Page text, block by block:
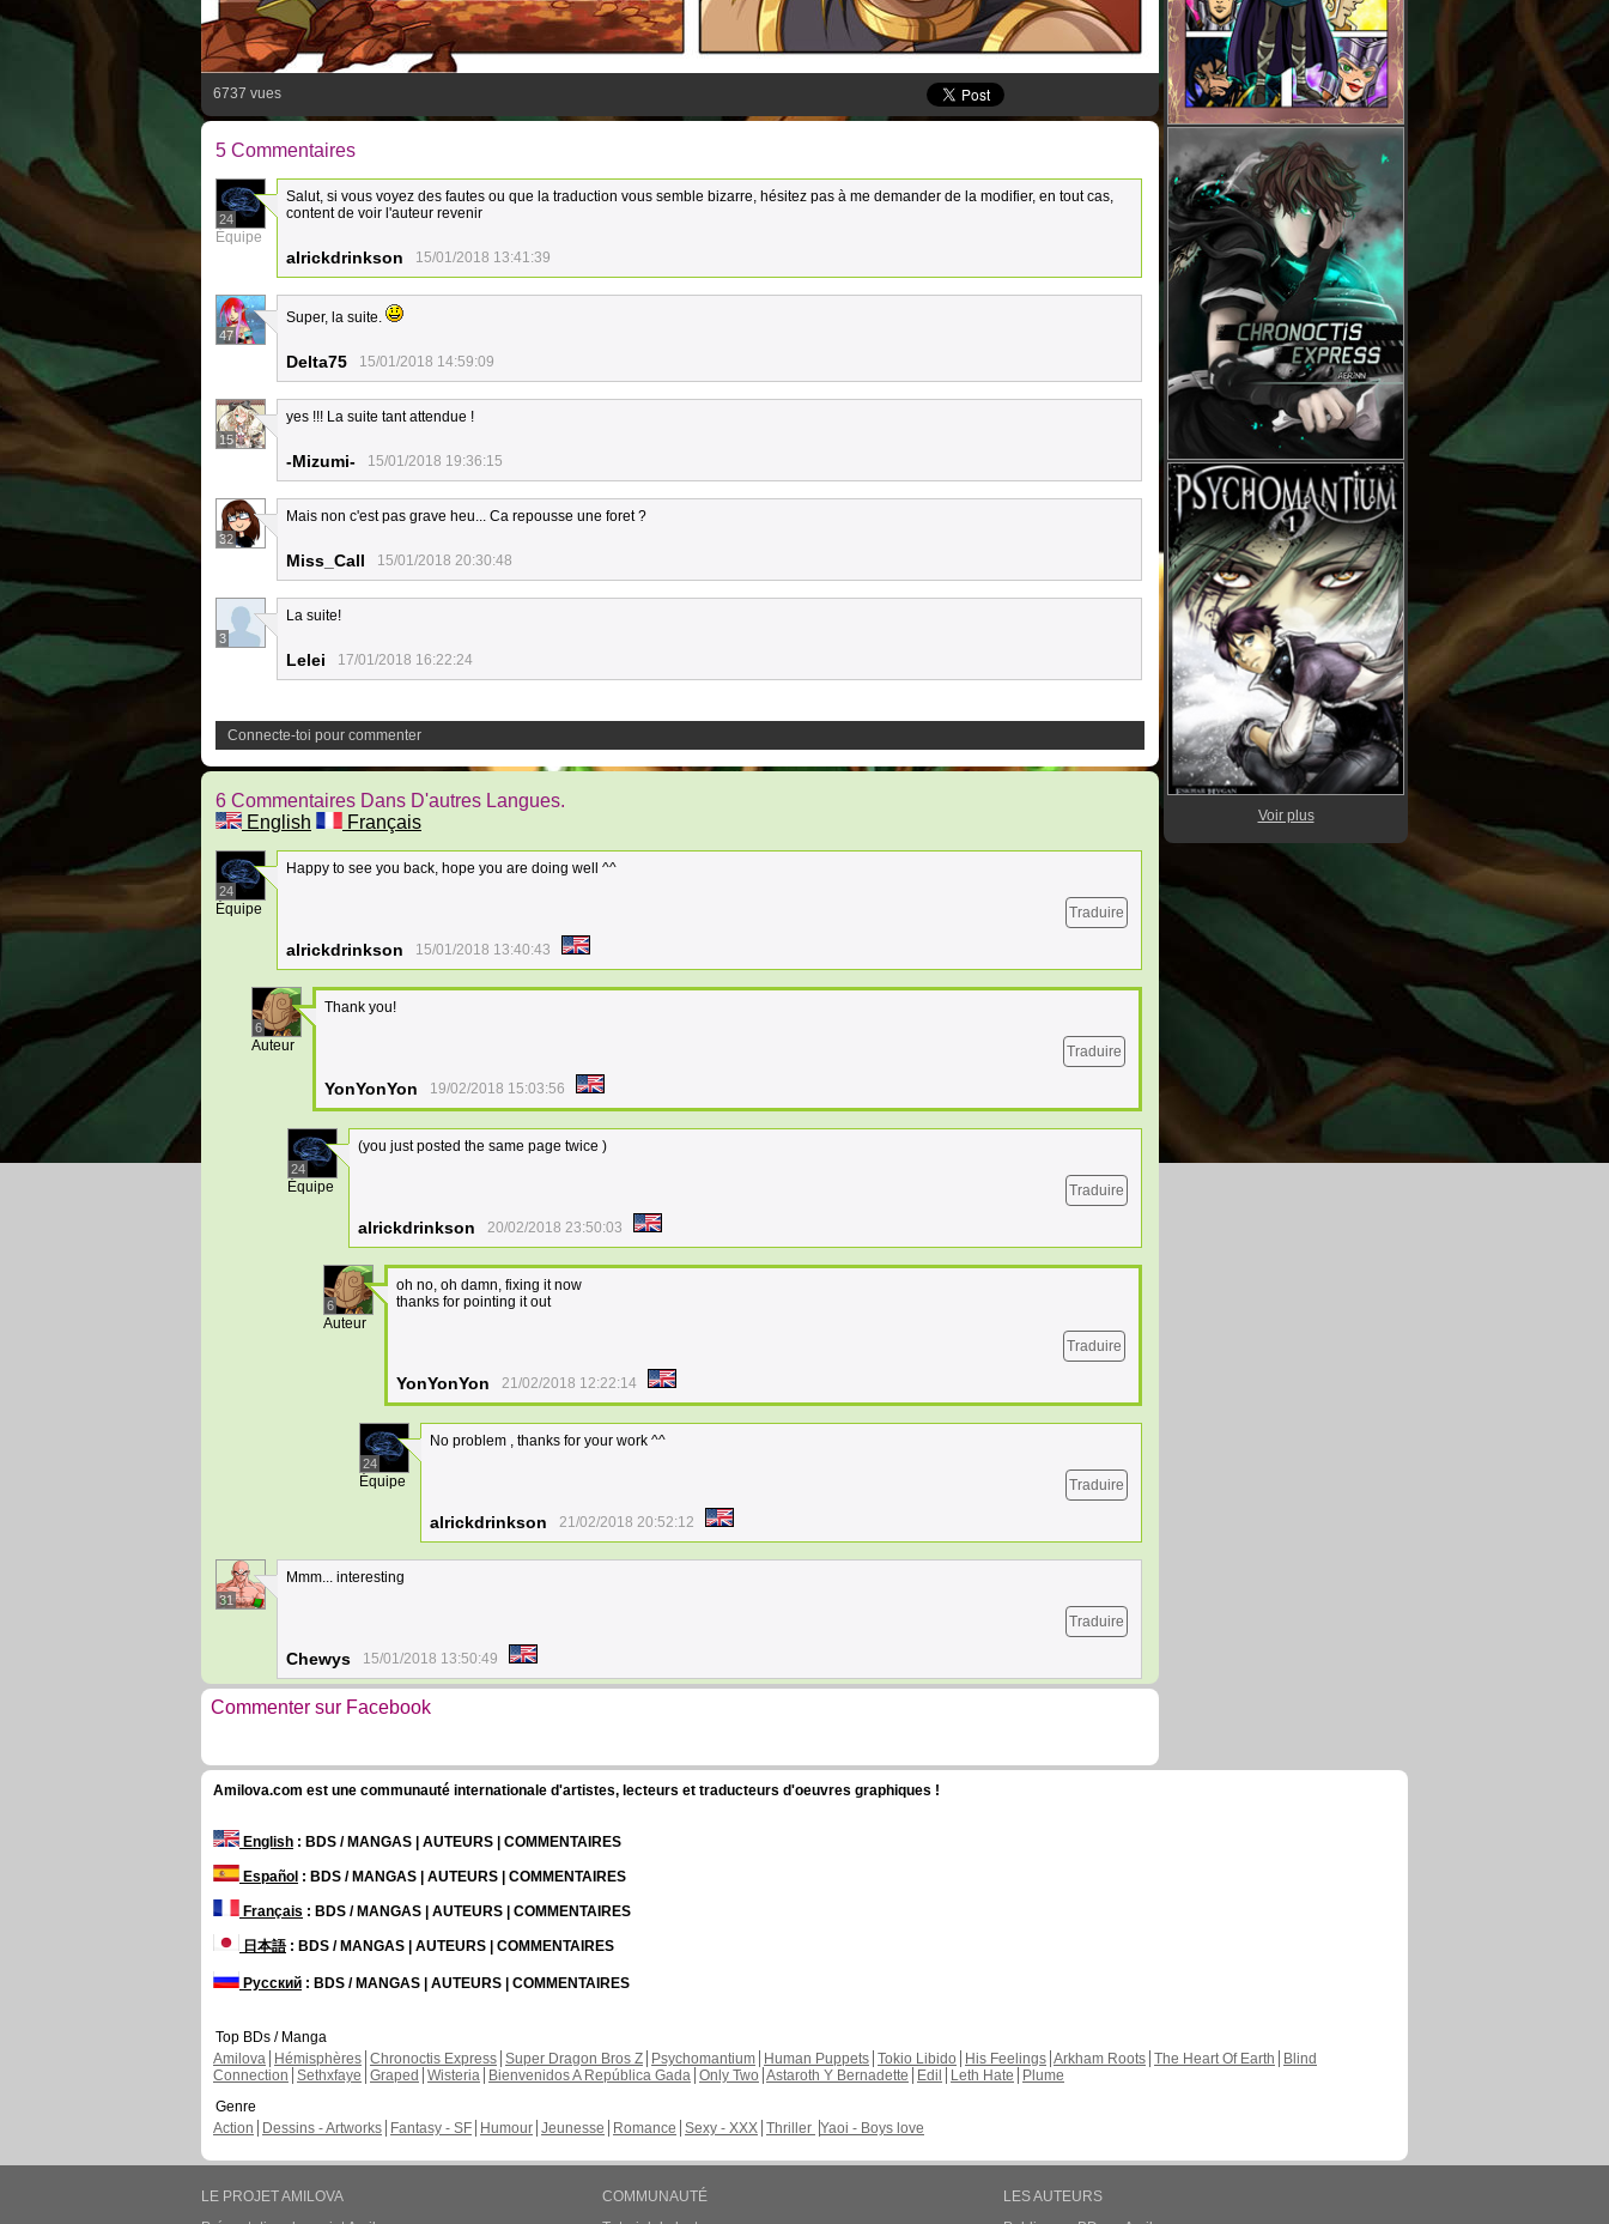
6737 vues
5 Commentaires
24
Équipe
Salut, si vous voyez des fautes ou que la traduction vous semble bizarre, hésitez pas à me demander de la modifier, en tout cas,
content de voir l'auteur revenir
alrickdrinkson 15/01/2018 13:41:39
47
Super, la suite.
Delta75 15/01/2018 14:59:09
15
yes !!! La suite tant attendue !
-Mizumi- 15/01/2018 19:36:15
32
Mais non c'est pas grave heu... Ca repousse une foret ?
Miss_Call 15/01/2018 20:30:48
3
La suite!
Lelei 17/01/2018 16:22:24
Connecte-toi pour commenter
6 Commentaires Dans D'autres Langues.
English
Français
24
Équipe
Happy to see you back, hope you are doing well ^^
Traduire
alrickdrinkson 15/01/2018 13:40:43
6
Auteur
Thank you!
Traduire
YonYonYon 19/02/2018 15:03:56
24
Équipe
(you just posted the same page twice )
Traduire
alrickdrinkson 20/02/2018 23:50:03
6
Auteur
oh no, oh damn, fixing it now
thanks for pointing it out
Traduire
YonYonYon 21/02/2018 12:22:14
24
Équipe
No problem , thanks for your work ^^
Traduire
alrickdrinkson 21/02/2018 20:52:12
31
Mmm... interesting
Traduire
Chewys 15/01/2018 13:50:49
Commenter sur Facebook
Voir plus
Amilova.com est une communauté internationale d'artistes, lecteurs et traducteurs d'oeuvres graphiques !
English : BDS / MANGAS | AUTEURS | COMMENTAIRES
Español : BDS / MANGAS | AUTEURS | COMMENTAIRES
Français : BDS / MANGAS | AUTEURS | COMMENTAIRES
日本語: BDS / MANGAS | AUTEURS | COMMENTAIRES
Русский : BDS / MANGAS | AUTEURS | COMMENTAIRES
Top BDs / Manga
Amilova
Hémisphères Chronoctis Express Super Dragon Bros Z Psychomantium Human Puppets Tokio Libido His Feelings Arkham Roots The Heart Of Earth
Blind
Connection Sethxfaye Graped Wisteria Bienvenidos A República Gada Only Two Astaroth Y Bernadette Edil Leth Hate
Plume
Genre
Action
Dessins - Artworks Fantasy - SF Humour Jeunesse Romance Sexy - XXX Thriller Yaoi - Boys love
LE PROJET AMILOVA
COMMUNAUTÉ
LES AUTEURS